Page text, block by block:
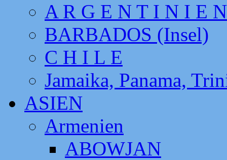
A R G E N T I N I E N
BARBADOS (Insel)
C H I L E
Jamaika, Panama,
ASIEN
Armenien
ABOWJAN